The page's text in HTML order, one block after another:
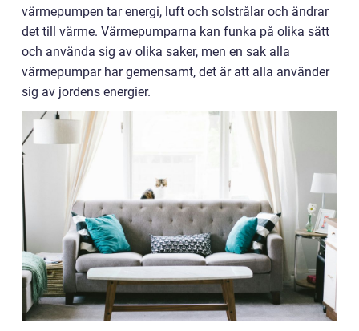
värmepumpen tar energi, luft och solstrålar och ändrar
det till värme. Värmepumparna kan funka på olika sätt
och använda sig av olika saker, men en sak alla
värmepumpar har gemensamt, det är att alla använder
sig av jordens energier.